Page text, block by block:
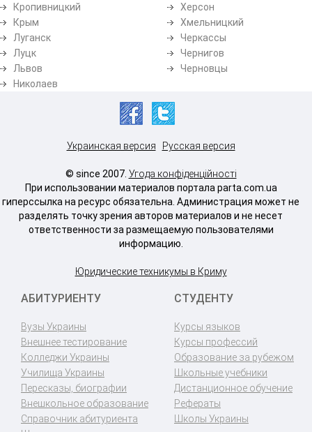
Кропивницкий
Крым
Луганск
Луцк
Львов
Николаев
Херсон
Хмельницкий
Черкассы
Чернигов
Черновцы
Украинская версия Русская версия
© since 2007. Угода конфіденційності
При использовании материалов портала parta.com.ua
гиперссылка на ресурс обязательна. Администрация может не
разделять точку зрения авторов материалов и не несет
ответственности за размещаемую пользователями
информацию.
Юридические техникумы в Криму
АБИТУРИЕНТУ
Вузы Украины
Внешнее тестирование
Колледжи Украины
Училища Украины
Пересказы, биографии
Внешкольное образование
Справочник абитуриента
СТУДЕНТУ
Курсы языков
Курсы профессий
Образование за рубежом
Школьные учебники
Дистанционное обучение
Рефераты
Школы Украины